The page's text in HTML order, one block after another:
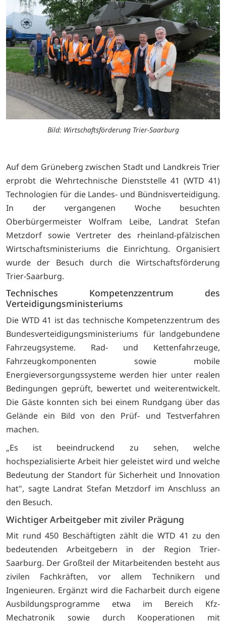
Bild: Wirtschaftsförderung Trier-Saarburg
Auf dem Grüneberg zwischen Stadt und Landkreis Trier
erprobt die Wehrtechnische Dienststelle 41 (WTD 41)
Technologien für die Landes- und Bündnisverteidigung.
In der vergangenen Woche besuchten
Oberbürgermeister Wolfram Leibe, Landrat Stefan
Metzdorf sowie Vertreter des rheinland-pfälzischen
Wirtschaftsministeriums die Einrichtung. Organisiert
wurde der Besuch durch die Wirtschaftsförderung
Trier-Saarburg.
Technisches Kompetenzzentrum des
Verteidigungsministeriums
Die WTD 41 ist das technische Kompetenzzentrum des
Bundesverteidigungsministeriums für landgebundene
Fahrzeugsysteme. Rad- und Kettenfahrzeuge,
Fahrzeugkomponenten sowie mobile
Energieversorgungssysteme werden hier unter realen
Bedingungen geprüft, bewertet und weiterentwickelt.
Die Gäste konnten sich bei einem Rundgang über das
Gelände ein Bild von den Prüf- und Testverfahren
machen.
„Es ist beeindruckend zu sehen, welche
hochspezialisierte Arbeit hier geleistet wird und welche
Bedeutung der Standort für Sicherheit und Innovation
hat", sagte Landrat Stefan Metzdorf im Anschluss an
den Besuch.
Wichtiger Arbeitgeber mit ziviler Prägung
Mit rund 450 Beschäftigten zählt die WTD 41 zu den
bedeutenden Arbeitgebern in der Region Trier-
Saarburg. Der Großteil der Mitarbeitenden besteht aus
zivilen Fachkräften, vor allem Technikern und
Ingenieuren. Ergänzt wird die Facharbeit durch eigene
Ausbildungsprogramme etwa im Bereich Kfz-
Mechatronik sowie durch Kooperationen mit